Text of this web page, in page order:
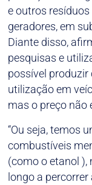
e outros
geradores, em
Diante disso,
pesquisas e
possível produzir
utilização em
mas o preço não
“Ou seja, temos
combustíveis
(como o etanol
longo a